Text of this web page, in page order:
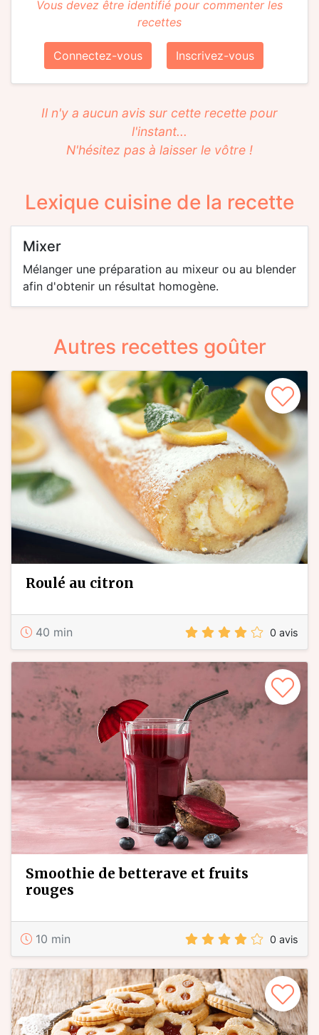
Vous devez être identifié pour commenter les
recettes
Connectez-vous Inscrivez-vous
Il n'y a aucun avis sur cette recette pour
l'instant...
N'hésitez pas à laisser le vôtre !
Lexique cuisine de la recette
mixer
Mélanger une préparation au mixeur ou au blender
afin d'obtenir un résultat homogène.
Autres recettes goûter
roulé au citron
40 min 0 avis
smoothie de betterave et fruits
rouges
10 min 0 avis